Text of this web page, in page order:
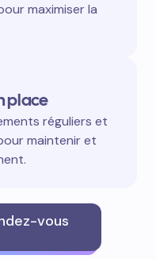
maximiser la
place
réguliers et
maintenir et
vous